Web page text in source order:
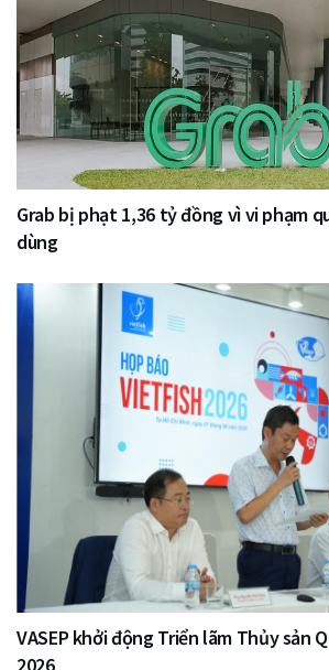
Grab bị phạt 1,36 tỷ đồng vì vi phạm
dùng
VASEP khởi động Triển lãm Thủy sản